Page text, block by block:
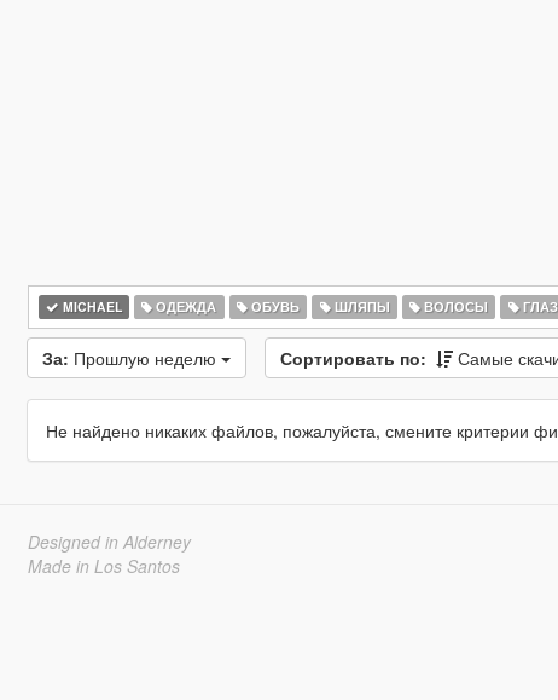
MICHAEL ОДЕЖДА ОБУВЬ ШЛЯПЫ ВОЛОСЫ
За: Прошлую неделю Сортировать по: Самые
Не найдено никаких файлов, пожалуйста, смените критерии
Designed in Alderney
Made in Los Santos